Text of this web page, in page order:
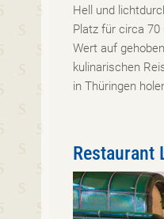
Hell und
Platz für circa 70
Wert auf
kulinarischen
in Thüringen
Restaurant